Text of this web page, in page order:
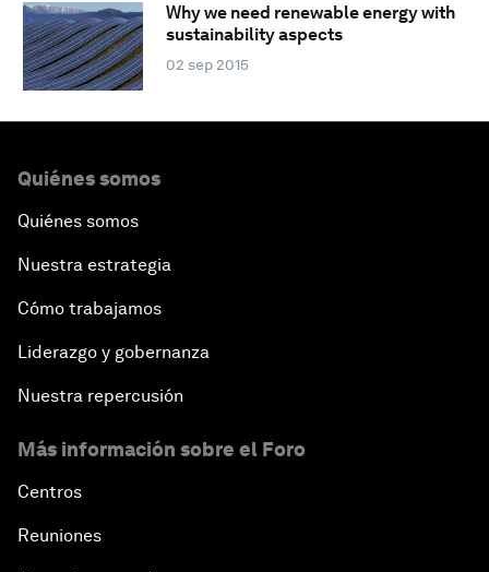
Why we need renewable energy with
sustainability aspects
02 sep 2015
Quiénes somos
Quiénes somos
Nuestra estrategia
Cómo trabajamos
Liderazgo y gobernanza
Nuestra repercusión
Más información sobre el Foro
Centros
Reuniones